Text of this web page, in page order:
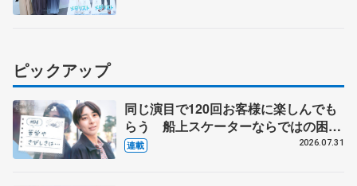
ピックアップ
同じ演目で120回お客様に楽しんでも
らう 船上スケーターならではの困難
とは 影響あったPIW前キャプテン松
連載 2026.07.31